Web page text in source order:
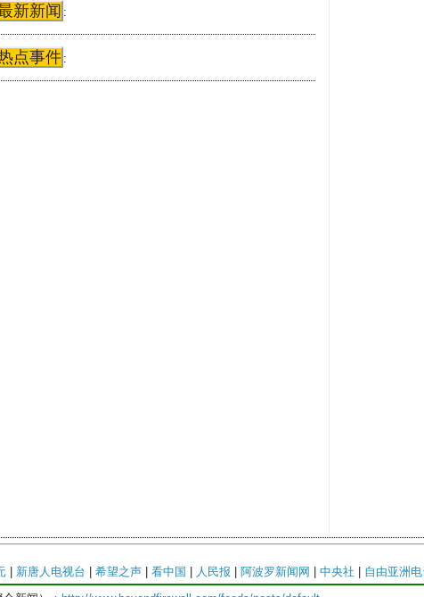
新新闻 :
点事件 :
新唐人电视台 希望之声 看中国 人民报 阿波罗新闻网 中央社 自由亚洲电